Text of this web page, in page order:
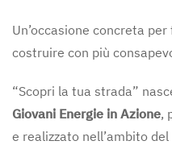
Un’occasione concreta
costruire con più
“Scopri la tua strada”
Giovani Energie in Azione,
e realizzato nell’ambito del